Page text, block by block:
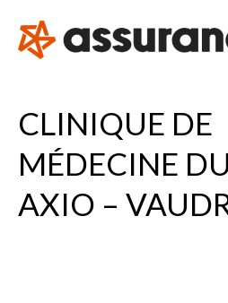
CLINIQUE DE
MÉDECINE
AXIO –